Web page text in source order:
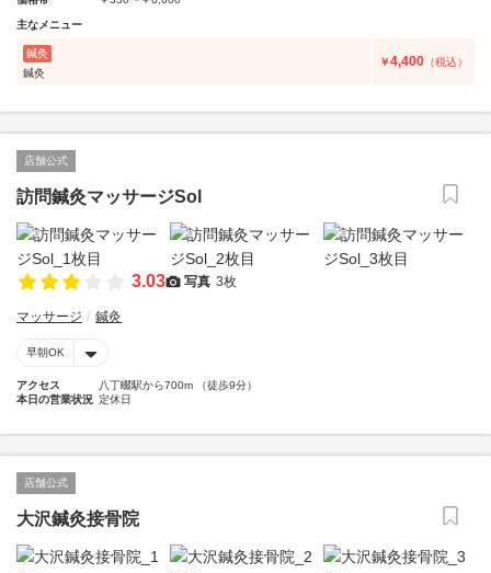
主なメニュー
鍼灸
鍼灸
￥4,400 （税込）
店舗公式
訪問鍼灸マッサージSol
3.03 写真 3枚
マッサージ 鍼灸
早朝OK
アクセス
八丁畷駅から700m （徒歩9分）
本日の営業状況 定休日
店舗公式
大沢鍼灸接骨院